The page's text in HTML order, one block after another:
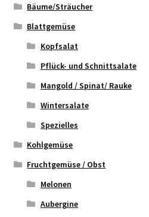
Bäume/Sträucher
Blattgemüse
Kopfsalat
Pflück- und Schnittsalate
Mangold / Spinat/ Rauke
Wintersalate
Spezielles
Kohlgemüse
Fruchtgemüse / Obst
Melonen
Aubergine